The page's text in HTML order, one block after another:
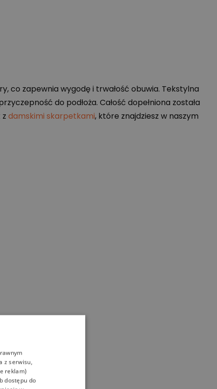
co zapewnia wygodę i trwałość obuwia. Tekstylna
do podłoża. Całość dopełniona została
damskimi skarpetkami, które znajdziesz w naszym
z serwisu,
reklam)
dostępu do